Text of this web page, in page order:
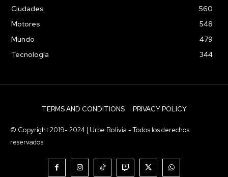
Ciudades
560
Motores
548
Mundo
479
Tecnología
344
TERMS AND CONDITIONS PRIVACY POLICY
© Copyright 2019- 2024 | Urbe Bolivia - Todos los derechos
reservados